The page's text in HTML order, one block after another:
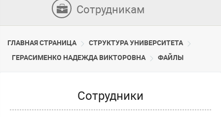
Сотрудникам
ГЛАВНАЯ СТРАНИЦА
CТРУКТУРА УНИВЕРСИТЕТА
ГЕРАСИМЕНКО НАДЕЖДА ВИКТОРОВНА
ФАЙЛЫ
Сотрудники